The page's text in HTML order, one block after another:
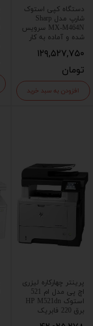
دستگاه کپی استوک
شارپ مدل Sharp
MX-M464N سرویس
شده و آماده به کار
۱۲۹,۵۲۷,۷۵۰
تومان
افزودن به سبد خرید
پرینتر چهارکاره لیزری
اچ پی مدل ام 521
استوک HP M521dn
برق 220 فابریک